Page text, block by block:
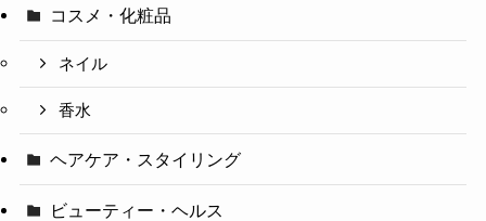
コスメ・化粧品
ネイル
香水
ヘアケア・スタイリング
ビューティー・ヘルス